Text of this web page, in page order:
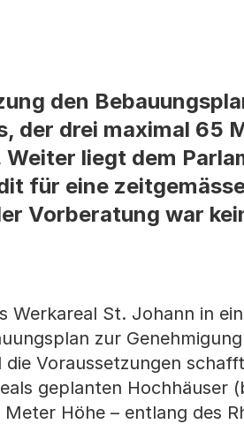
den
der drei maximal 65
liegt dem
für eine
Vorberatung war
Werkareal St. Johann in
zur
Voraussetzungen
geplanten Hochhäuser
Höhe – entlang des